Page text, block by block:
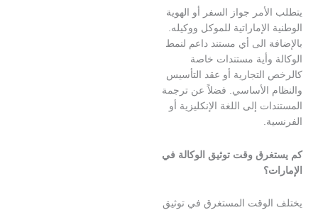
جواز السفر أو الهوية
للموكل ووكيله.
الى أي مستند داعم لنمط
وأية مستندات خاصة
أو عقد التأسيس
الأساسي. فضلاً عن ترجمة
إلى اللغة الإنكليزية أو
وقت توثيق الوكالة في
المستغرق في توثيق